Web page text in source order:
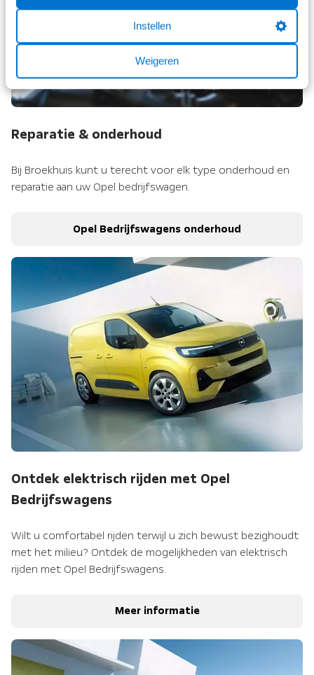
Instellen
Weigeren
Reparatie & onderhoud
Bij Broekhuis kunt u terecht voor elk type onderhoud en
reparatie aan uw Opel bedrijfswagen.
Opel Bedrijfswagens onderhoud
Ontdek elektrisch rijden met Opel
Bedrijfswagens
Wilt u comfortabel rijden terwijl u zich bewust bezighoudt
met het milieu? Ontdek de mogelijkheden van elektrisch
rijden met Opel Bedrijfswagens.
Meer informatie